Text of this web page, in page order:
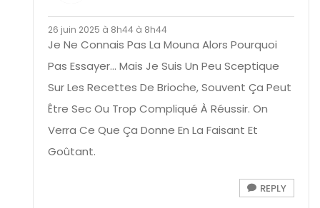
26 juin 2025 à 8h44 à 8h44
Je Ne Connais Pas La Mouna Alors Pourquoi
Pas Essayer… Mais Je Suis Un Peu Sceptique
Sur Les Recettes De Brioche, Souvent Ça Peut
Être Sec Ou Trop Compliqué À Réussir. On
Verra Ce Que Ça Donne En La Faisant Et
Goûtant.
REPLY